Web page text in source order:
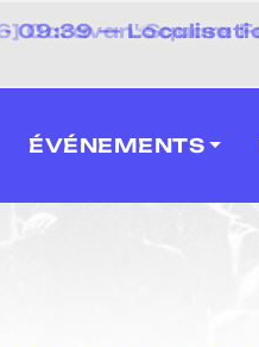
Caravan' Square
ÉVÉNEMENTS